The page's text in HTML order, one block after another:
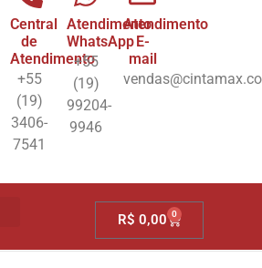
Central
de
Atendimento
+55
(19)
3406-
7541
Atendimento
WhatsApp
+55
(19)
99204-
9946
Atendimento
E-
mail
R$ 0,00 0